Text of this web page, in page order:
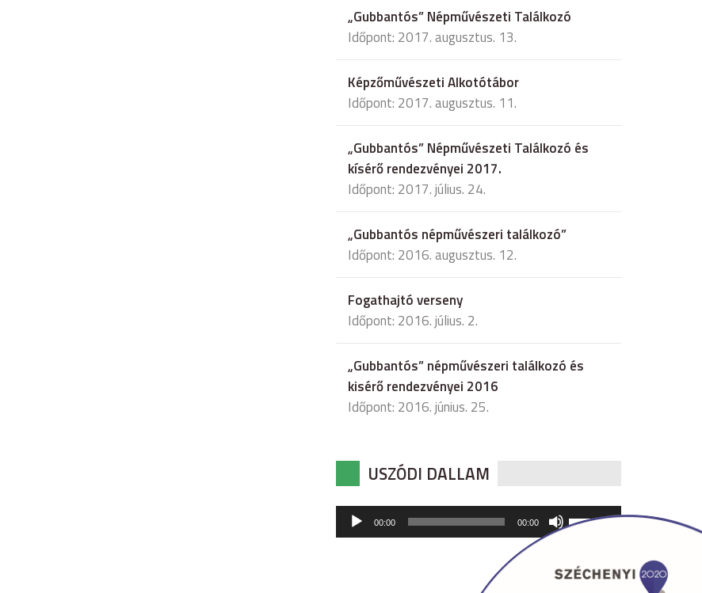
„Gubbantós” Népművészeti Találkozó
Időpont: 2017. augusztus. 13.
Képzőművészeti Alkotótábor
Időpont: 2017. augusztus. 11.
„Gubbantós” Népművészeti Találkozó és
kísérő rendezvényei 2017.
Időpont: 2017. július. 24.
„Gubbantós népművészeri találkozó”
Időpont: 2016. augusztus. 12.
Fogathajtó verseny
Időpont: 2016. július. 2.
„Gubbantós” népművészeri találkozó és
kisérő rendezvényei 2016
Időpont: 2016. június. 25.
USZÓDI DALLAM
Audió
lejátszó
00:00 00:00
hangerő
csökkentéséhez